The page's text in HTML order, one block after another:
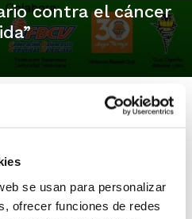
se usan para personalizar
ofrecer funciones de redes
contra el cáncer
junto al resto de
de Llíria, la Junta